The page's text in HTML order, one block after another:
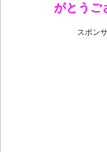
がとうご
スポン